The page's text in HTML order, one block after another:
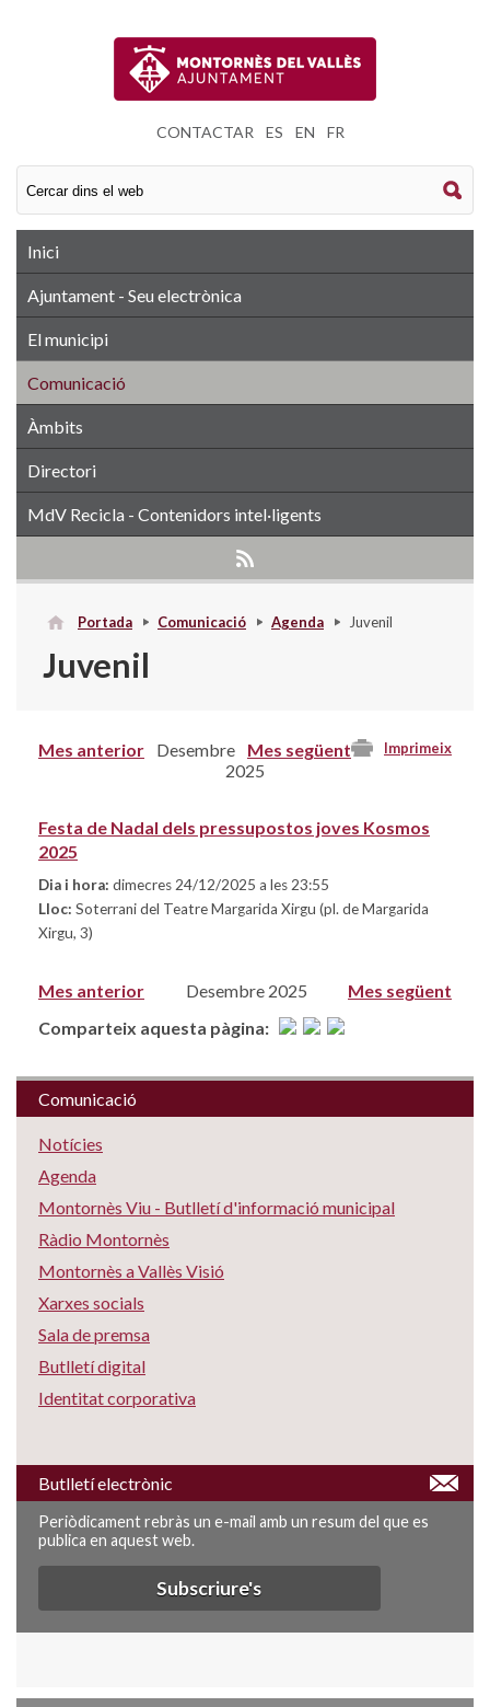
CONTACTAR ES EN FR
Inici
Ajuntament - Seu electrònica
El municipi
Comunicació
Àmbits
Directori
MdV Recicla - Contenidors intel·ligents
Portada Comunicació Agenda Juvenil
Juvenil
Imprimeix
Mes anterior Mes següent
Desembre
2025
Festa de Nadal dels pressupostos joves Kosmos
2025
Dia i hora: dimecres 24/12/2025 a les 23:55
Lloc: Soterrani del Teatre Margarida Xirgu (pl. de Margarida
Xirgu, 3)
Mes anterior Mes següent
Desembre 2025
Comparteix aquesta pàgina:
Comunicació
Notícies
Agenda
Montornès Viu - Butlletí d'informació municipal
Ràdio Montornès
Montornès a Vallès Visió
Xarxes socials
Sala de premsa
Butlletí digital
Identitat corporativa
Butlletí electrònic
Periòdicament rebràs un e-mail amb un resum del que es
publica en aquest web.
Subscriure's